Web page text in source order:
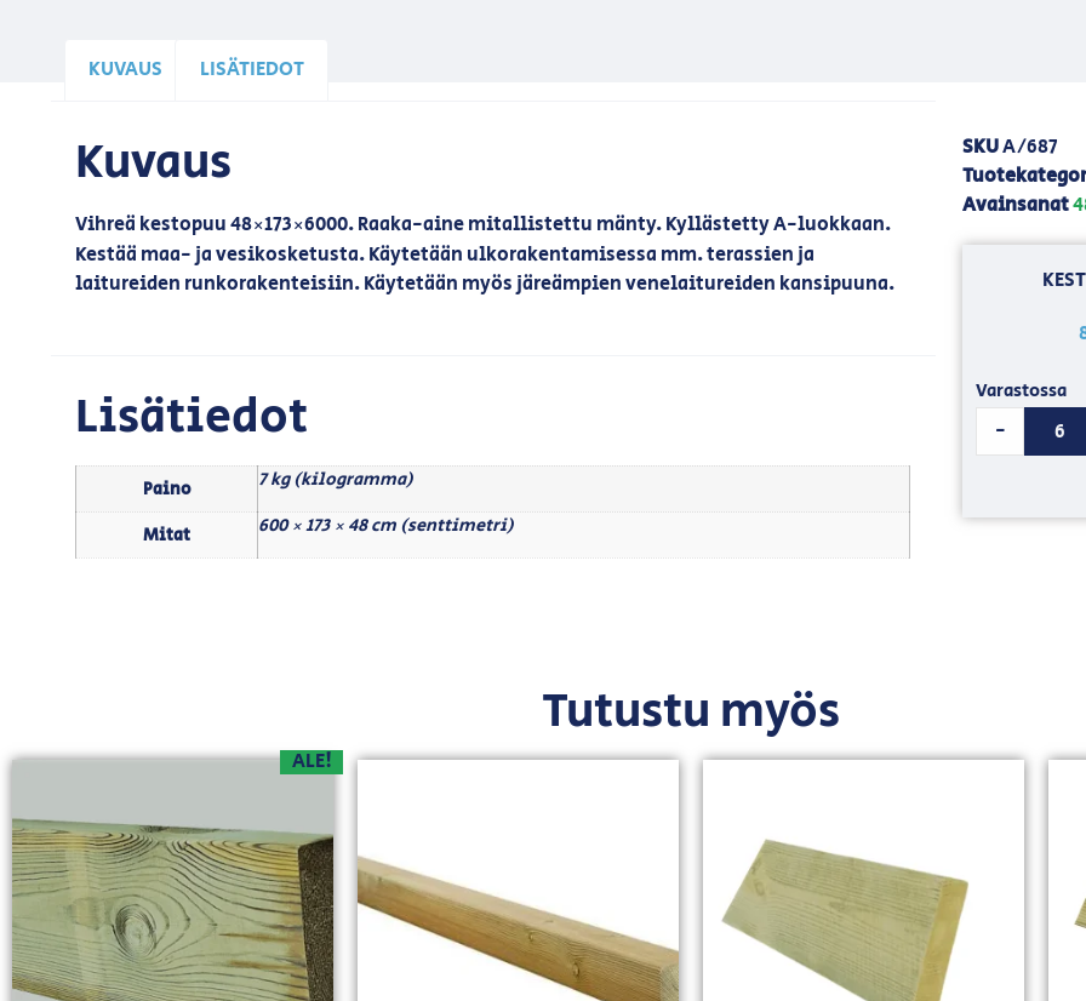
KUVAUS LISÄTIEDOT
Kuvaus
Vihreä kestopuu 48×173×6000. Raaka-aine mitallistettu mänty. Kyllästetty A-luokkaan.
Kestää maa- ja vesikosketusta. Käytetään ulkorakentamisessa mm. terassien ja
laitureiden runkorakenteisiin. Käytetään myös järeämpien venelaitureiden kansipuuna.
Lisätiedot
Paino 7 kg (kilogramma)
Mitat 600 × 173 × 48 cm (senttimetri)
SKUA/687
Avainsanat
Varastossa
-
Tutustu myös
ALE!